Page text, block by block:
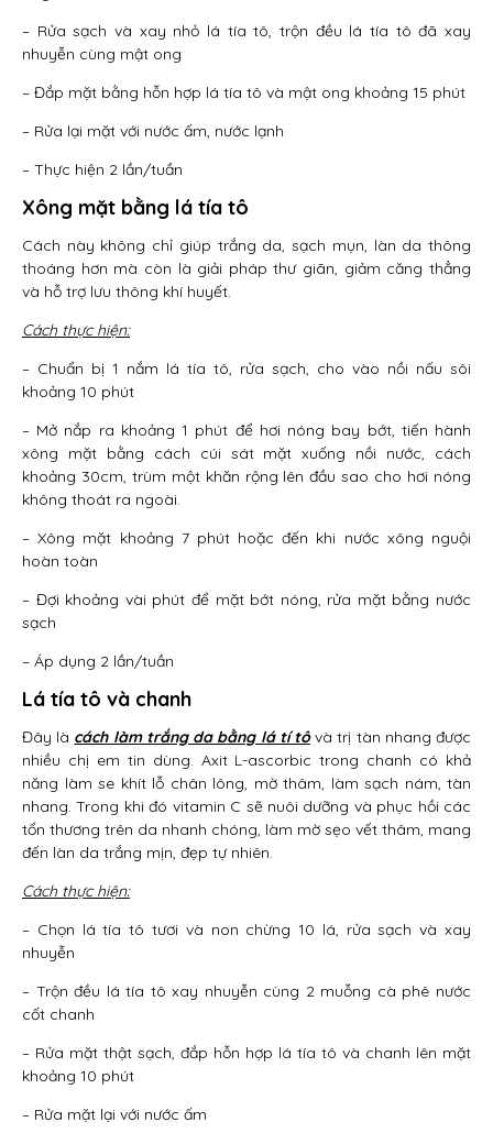
– Rửa sạch và xay nhỏ lá tía tô, trộn đều lá tía tô đã xay
nhuyễn cùng mật ong
– Đắp mặt bằng hỗn hợp lá tía tô và mật ong khoảng 15 phút
– Rửa lại mặt với nước ấm, nước lạnh
– Thực hiện 2 lần/tuần
Xông mặt bằng lá tía tô
Cách này không chỉ giúp trắng da, sạch mụn, làn da thông
thoáng hơn mà còn là giải pháp thư giãn, giảm căng thẳng
và hỗ trợ lưu thông khí huyết.
Cách thực hiện:
– Chuẩn bị 1 nắm lá tía tô, rửa sạch, cho vào nồi nấu sôi
khoảng 10 phút
– Mở nắp ra khoảng 1 phút để hơi nóng bay bớt, tiến hành
xông mặt bằng cách cúi sát mặt xuống nồi nước, cách
khoảng 30cm, trùm một khăn rộng lên đầu sao cho hơi nóng
không thoát ra ngoài.
– Xông mặt khoảng 7 phút hoặc đến khi nước xông nguội
hoàn toàn
– Đợi khoảng vài phút để mặt bớt nóng, rửa mặt bằng nước
sạch
– Áp dụng 2 lần/tuần
Lá tía tô và chanh
Đây là cách làm trắng da bằng lá tí tôvà trị tàn nhang được
nhiều chị em tin dùng. Axit L-ascorbic trong chanh có khả
năng làm se khít lỗ chân lông, mờ thâm, làm sạch nám, tàn
nhang. Trong khi đó vitamin C sẽ nuôi dưỡng và phục hồi các
tổn thương trên da nhanh chóng, làm mờ sẹo vết thâm, mang
đến làn da trắng mịn, đẹp tự nhiên.
Cách thực hiện:
– Chọn lá tía tô tươi và non chừng 10 lá, rửa sạch và xay
nhuyễn
– Trộn đều lá tía tô xay nhuyễn cùng 2 muỗng cà phê nước
cốt chanh
– Rửa mặt thật sạch, đắp hỗn hợp lá tía tô và chanh lên mặt
khoảng 10 phút
– Rửa mặt lại với nước ấm